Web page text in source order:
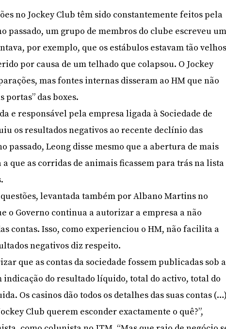
no Jockey Club têm sido constantemente feitos pela
passado, um grupo de membros do clube escreveu
por exemplo, que os estábulos estavam tão
por causa de um telhado que colapsou. O Jockey
mas fontes internas disseram ao HM que não
portas” das boxes.
e responsável pela empresa ligada à Sociedade de
os resultados negativos ao recente declínio das
passado, Leong disse mesmo que a abertura de mais
que as corridas de animais ficassem para trás na lista
levantada também por Albano Martins no
o Governo continua a autorizar a empresa a não
contas. Isso, como experienciou o HM, não facilita a
negativos diz respeito.
que as contas da sociedade fossem publicadas sob a
indicação do resultado líquido, total do activo, total do
Os casinos dão todos os detalhes das suas contas
Club querem esconder exactamente o quê?”,